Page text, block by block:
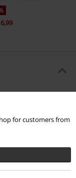
for customers from